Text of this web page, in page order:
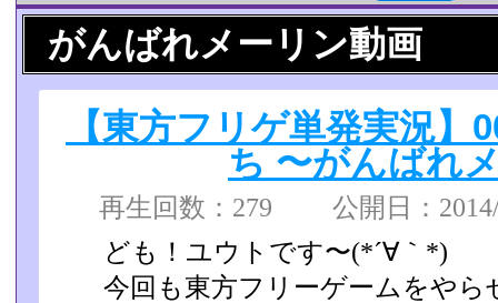
がんばれメーリン動画
【東方フリゲ単発実況】
ち 〜がんばれ
再生回数：279 公開日：
ども！ユウトです〜(*´∀｀*)
今回も東方フリーゲームをや